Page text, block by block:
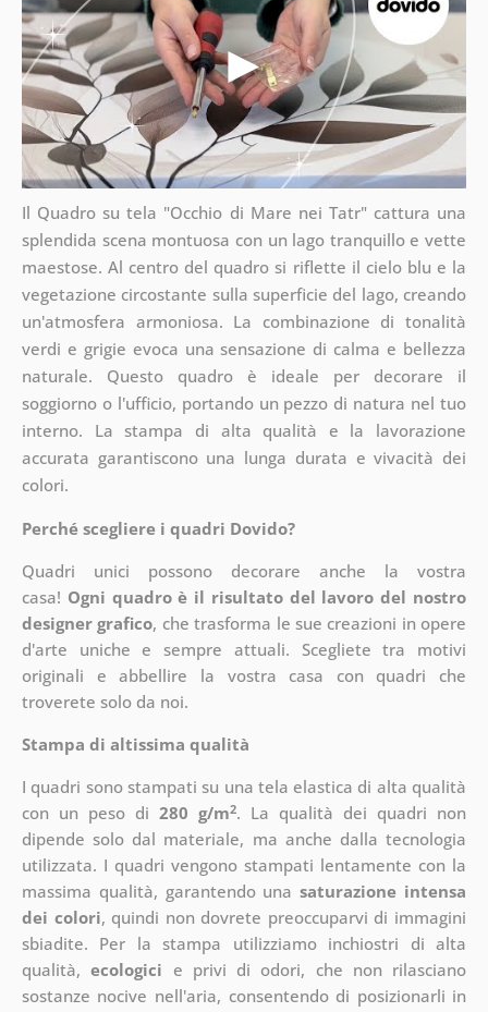
Il Quadro su tela "Occhio di Mare nei Tatr" cattura una
splendida scena montuosa con un lago tranquillo e vette
maestose. Al centro del quadro si riflette il cielo blu e la
vegetazione circostante sulla superficie del lago, creando
un'atmosfera armoniosa. La combinazione di tonalità
verdi e grigie evoca una sensazione di calma e bellezza
naturale. Questo quadro è ideale per decorare il
soggiorno o l'ufficio, portando un pezzo di natura nel tuo
interno. La stampa di alta qualità e la lavorazione
accurata garantiscono una lunga durata e vivacità dei
colori.
Perché scegliere i quadri Dovido?
Quadri unici possono decorare anche la vostra
casa! Ogni quadro è il risultato del lavoro del nostro
designer grafico, chetrasforma le sue creazioni in opere
d'arte uniche e sempre attuali. Scegliete tra motivi
originali e abbellire la vostra casa con quadri che
troverete solo da noi.
Stampa di altissima qualità
I quadri sono stampati su una tela elastica di alta qualità
con un peso di 280 g/m2. La qualità dei quadri non
dipende solo dal materiale, ma anche dalla tecnologia
utilizzata. I quadri vengono stampati lentamente con la
massima qualità, garantendo unasaturazione intensa
dei colori, quindi non dovrete preoccuparvi di immagini
sbiadite. Per la stampa utilizziamo inchiostri di alta
qualità,ecologici e privi di odori, che non rilasciano
sostanze nocive nell'aria, consentendo di posizionarli in